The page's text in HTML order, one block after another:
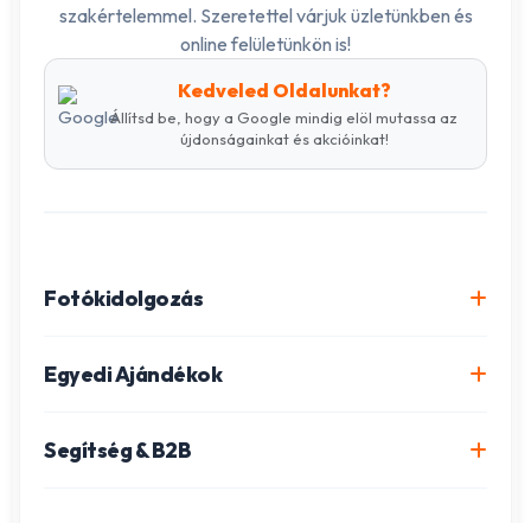
szakértelemmel. Szeretettel várjuk üzletünkben és
online felületünkön is!
Kedveled Oldalunkat?
Állítsd be, hogy a Google mindig elöl mutassa az
újdonságainkat és akcióinkat!
Fotókidolgozás
Igazolványkép készítés
Egyedi Ajándékok
Segítség & B2B